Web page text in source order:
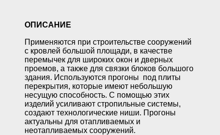
ОПИСАНИЕ
Применяются при строительстве сооружений
с кровлей большой площади, в качестве
перемычек для широких окон и дверных
проемов, а также для связки блоков большого
здания. Используются прогоны под плиты
перекрытия, которые имеют небольшую
несущую способность. С помощью этих
изделий усиливают стропильные системы,
создают технологические ниши. Прогоны
актуальны для отапливаемых и
неотапливаемых сооружений.